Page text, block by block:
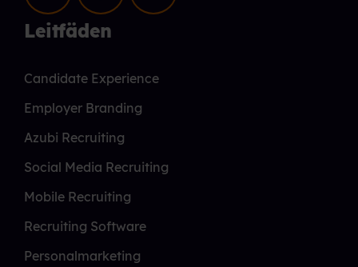
Leitfäden
Candidate Experience
Employer Branding
Azubi Recruiting
Social Media Recruiting
Mobile Recruiting
Recruiting Software
Personalmarketing